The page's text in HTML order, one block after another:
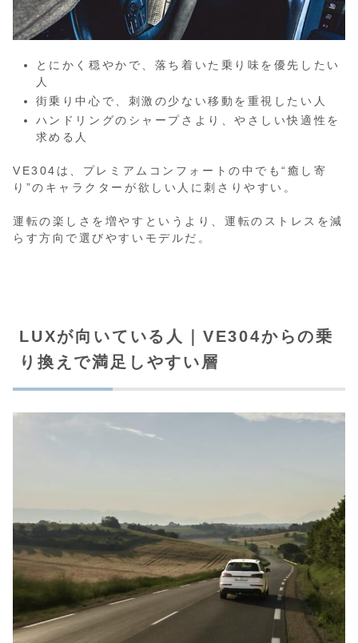
とにかく穏やかで、落ち着いた乗り味を優先したい
人
街乗り中心で、刺激の少ない移動を重視したい人
ハンドリングのシャープさより、やさしい快適性を
求める人
VE304は、プレミアムコンフォートの中でも“癒し寄
り”のキャラクターが欲しい人に刺さりやすい。
運転の楽しさを増やすというより、運転のストレスを減
らす方向で選びやすいモデルだ。
LUXが向いている人｜VE304からの乗
り換えで満足しやすい層